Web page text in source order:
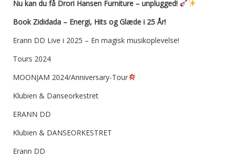
Nu kan du få Drori Hansen Furniture – unplugged!
Book Zididada – Energi, Hits og Glæde i 25 År!
Erann DD Live i 2025 – En magisk musikoplevelse!
Tours 2024
MOONJAM 2024/Anniversary-Tour
Klubien & Danseorkestret
ERANN DD
Klubien & DANSEORKESTRET
Erann DD